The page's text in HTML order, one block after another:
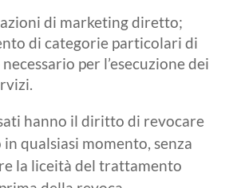
di marketing diretto;
di categorie particolari di
per l’esecuzione dei
hanno il diritto di revocare
in qualsiasi momento, senza
la liceità del trattamento